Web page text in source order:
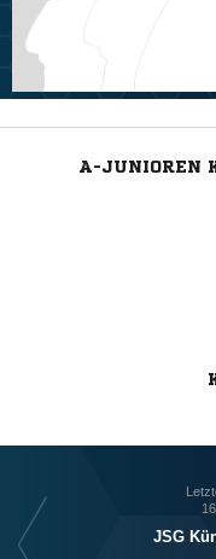
A-JUNIOREN
JSG